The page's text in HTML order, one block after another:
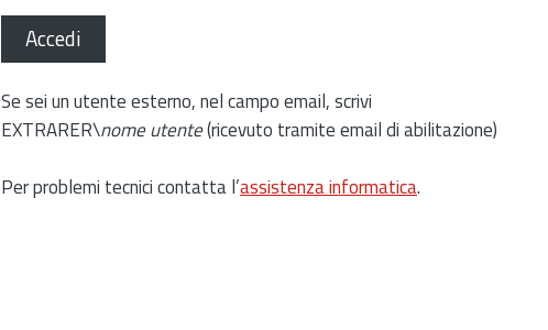
Accedi
Se sei un utente esterno, nel campo email, scrivi
EXTRARER\nome utente(ricevuto tramite email di abilitazione)
Per problemi tecnici contatta l’assistenza informatica.